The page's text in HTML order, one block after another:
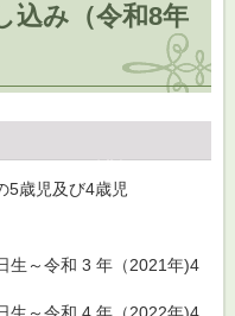
込み（令和8年
5歳児及び4歳児
生～令和 3 年（2021年)4